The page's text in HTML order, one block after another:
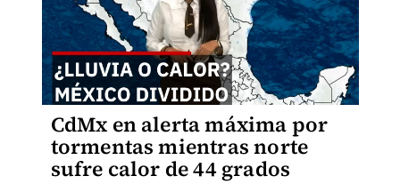
CdMx en alerta máxima por
tormentas mientras norte
sufre calor de 44 grados